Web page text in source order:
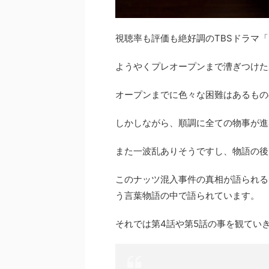
視聴率も評価も絶好調のTBSドラマ
ようやくプレオープンまで漕ぎつけ
オープンまでに色々な困難はあるも
しかしながら、順調に全ての物事が
また一波乱ありそうですし、物語の
このナッツ混入事件の真相が語られ
う言葉物語の中で語られています。
それでは第4話や第5話の事を観てい